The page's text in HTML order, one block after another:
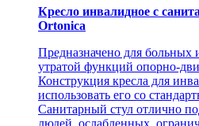
Кресло инвалидное с
Ortonica
Предназначено для больных
утратой функций опорно-
Конструкция кресла для
использовать его со
Санитарный стул отлично